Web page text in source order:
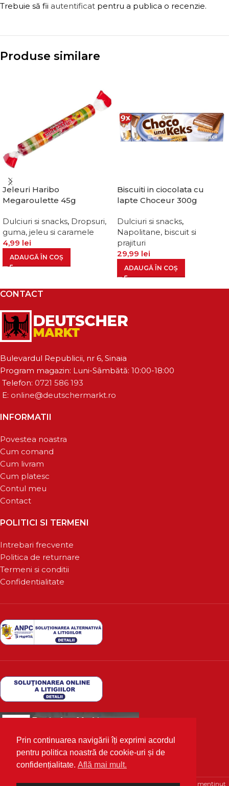
Prin continuarea navigării îți exprimi acordul
pentru politica noastră de cookie-uri și de
confidențialitate. Află mai mult.
Trebuie să fii autentificat pentru a publica o recenzie.
Produse similare
Jeleuri Haribo
Megaroulette 45g
Dulciuri si snacks, Dropsuri,
guma, jeleu si caramele
4,99 lei
ADAUGĂ ÎN COȘ
Biscuiti in ciocolata cu
lapte Choceur 300g
Dulciuri si snacks,
Napolitane, biscuit si
prajituri
29,99 lei
ADAUGĂ ÎN COȘ
CONTACT
Bulevardul Republicii, nr 6, Sinaia
Program magazin: Luni-Sâmbătă: 10:00-18:00
Telefon: 0721 586 193
E: online@deutschermarkt.ro
INFORMATII
Povestea noastra
Cum comand
Cum livram
Cum platesc
Contul meu
Contact
POLITICI SI TERMENI
Intrebari frecvente
Politica de returnare
Termeni si conditii
Confidentialitate
Deutscher Markt2020 Toate drepturile rezervate | Optimizat și menținut